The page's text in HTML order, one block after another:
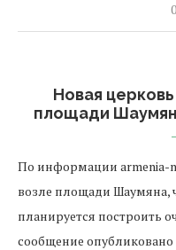
Новая
площади
По информации armenia-
возле площади Шаумяна,
планируется построить
сообщение опубликовано